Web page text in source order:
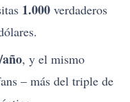
1.000 verdaderos
, y el mismo
– más del triple de